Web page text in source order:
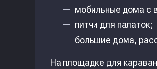
мобильные дома с
питчи для палаток;
большие дома,
На площадке для